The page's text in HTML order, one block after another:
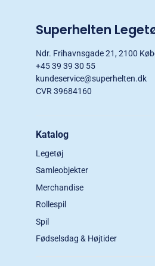
Superhelten
Ndr. Frihavnsgade 21, 2100
+45 39 39 30 55
kundeservice@superhelten.dk
CVR 39684160
Katalog
Legetøj
Samleobjekter
Merchandise
Rollespil
Spil
Fødselsdag & Højtider